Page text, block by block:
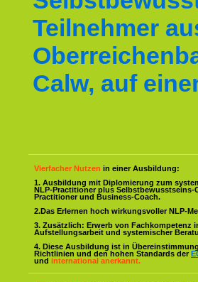
Teilnehmer
Calw, auf
Vierfacher Nutzen in einer Ausbildung:
1. Ausbildung mit Diplomierung zum
NLP-Practitioner plus Selbstbewusstseins-
Practitioner und Business-Coach.
2.Das Erlernen hoch wirkungsvoller NLP-
3. Zusätzlich: Erwerb von Fachkompetenz
Aufstellungsarbeit und systemischer
4. Diese Ausbildung ist in
Richtlinien und den hohen Standards der
und international anerkannt.